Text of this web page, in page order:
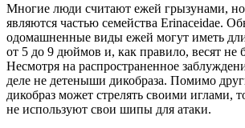
Многие люди считают ежей грызунами,
являются частью семейства Erinaceidae.
одомашненные виды ежей могут иметь
от 5 до 9 дюймов и, как правило, весят не
Несмотря на распространенное
деле не детеныши дикобраза. Помимо
дикобраз может стрелять своими иглами,
не используют свои шипы для атаки.